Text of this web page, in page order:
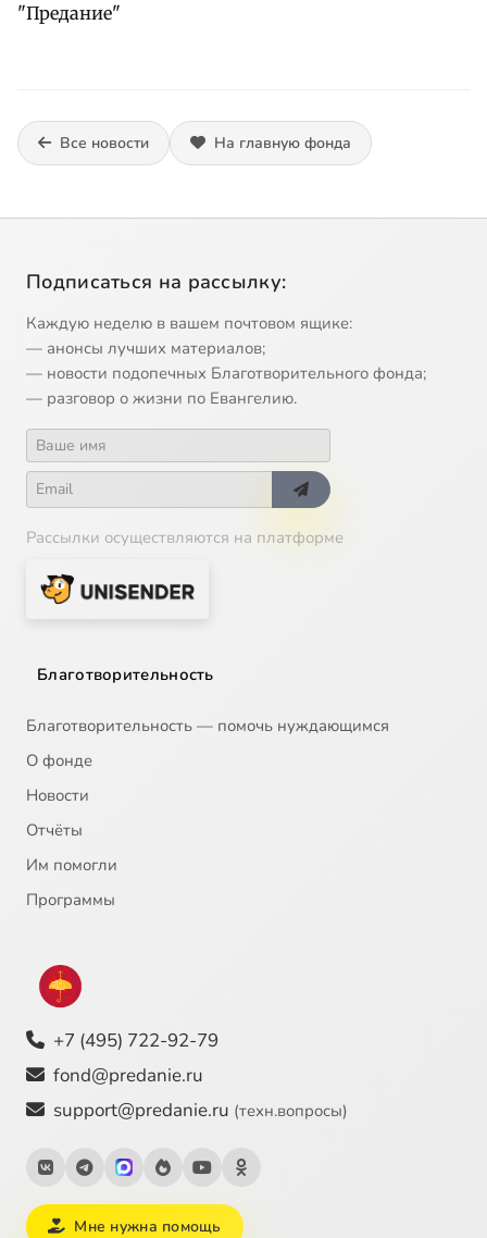
"Предание"
Все новости На главную фонда
Подписаться на рассылку:
Каждую неделю в вашем почтовом ящике:
— анонсы лучших материалов;
— новости подопечных Благотворительного фонда;
— разговор о жизни по Евангелию.
Рассылки осуществляются на платформе
Благотворительность
Благотворительность — помочь нуждающимся
О фонде
Новости
Отчёты
Им помогли
Программы
+7 (495) 722-92-79
fond@predanie.ru
support@predanie.ru (техн.вопросы)
Мне нужна помощь